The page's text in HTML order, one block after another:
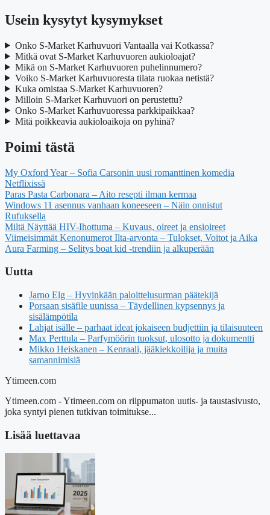
Usein kysytyt kysymykset
Onko S-Market Karhuvuori Vantaalla vai Kotkassa?
Mitkä ovat S-Market Karhuvuoren aukioloajat?
Mikä on S-Market Karhuvuoren puhelinnumero?
Voiko S-Market Karhuvuoresta tilata ruokaa netistä?
Kuka omistaa S-Market Karhuvuoren?
Milloin S-Market Karhuvuori on perustettu?
Onko S-Market Karhuvuoressa parkkipaikkaa?
Mitä poikkeavia aukioloaikoja on pyhinä?
Poimi tästä
My Oxford Year – Sofia Carsonin uusi romanttinen komedia
Netflixissä
Paras Pasta Carbonara – Aito resepti ilman kermaa
Windows 11 asennus vanhaan koneeseen – Näin onnistut
Rufuksella
Miltä Näyttää HIV-Ihottuma – Kuvaus, oireet ja ensioireet
Viimeisimmät Kenonumerot Ilta-arvonta – Tulokset, Voitot ja Aika
Aura Farming – Selitys boat kid -trendiin ja alkuperään
Uutta
Jarno Elg – Hyvinkään paloittelusurman päätekijä
Porsaan sisäfile uunissa – Täydellinen kypsennys ja
sisälämpötila
Lahjat isälle – parhaat ideat jokaiseen budjettiin ja tilaisuuteen
Max Perttula – Parfymöörin tuoksut, ulosotto ja dokumentti
Mikko Heiskanen – Kenraali, jääkiekkoilija ja muita
samannimisiä
Ytimeen.com
Ytimeen.com - Ytimeen.com on riippumaton uutis- ja taustasivusto,
joka syntyi pienen tutkivan toimitukse...
Lisää luettavaa